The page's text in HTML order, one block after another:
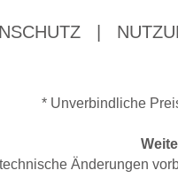
* Unverbindliche
Änderungen